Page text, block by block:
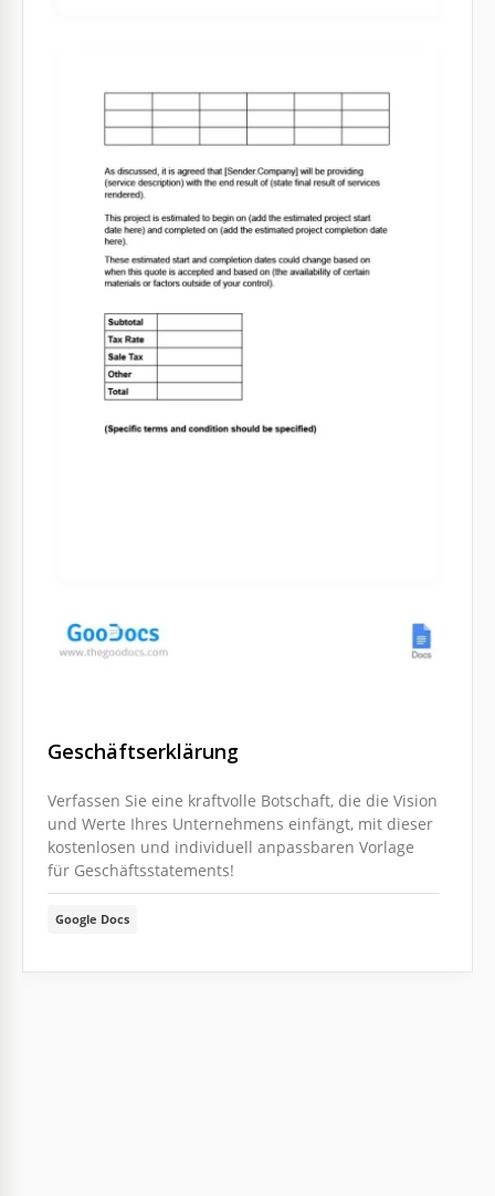
Geschäftserklärung
Verfassen Sie eine kraftvolle Botschaft, die die Vision
und Werte Ihres Unternehmens einfängt, mit dieser
kostenlosen und individuell anpassbaren Vorlage
für Geschäftsstatements!
Google Docs